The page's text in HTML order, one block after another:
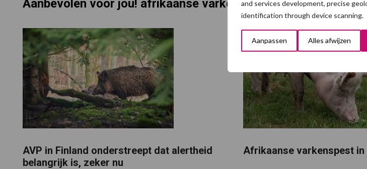
and services development, precise
identification through device scanning.
Aanpassen Alles afwijzen
Aanbevolen voor jou! afrikaanse varkenspest
AVP in Finland onderstreept dat alertheid
belangrijk is, zeker nu
Afrikaanse varkenspest in